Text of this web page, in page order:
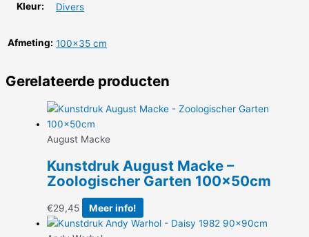
Kleur: Divers
Afmeting: 100×35 cm
Gerelateerde producten
August Macke
Kunstdruk August Macke –
Zoologischer Garten 100x50cm
€29,45 Meer info!